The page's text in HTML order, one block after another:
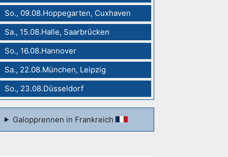
So., 09.08.Hoppegarten, Cuxhaven
Sa., 15.08.Halle, Saarbrücken
So., 16.08.Hannover
Sa., 22.08.München, Leipzig
So., 23.08.Düsseldorf
Galopprennen in Frankreich